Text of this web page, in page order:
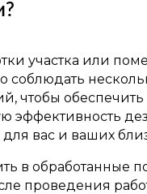
участка или
соблюдать
чтобы обеспечить
эффективность
для вас и ваших
в обработанные
проведения